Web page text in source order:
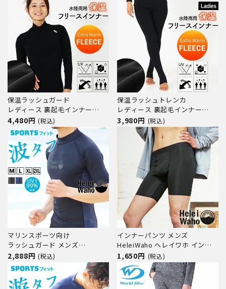
TOPS WSB3P
ダイビング サーフィン 防寒 日
本製
保温ラッシュガード
レディース 裏起毛インナー
HeleiWaho ヘレイワホ 水陸両
用 ウェットスーツ ドライスーツ
ダイビング サーフィン 防寒 日
本製
4,480円 (税込)
保温ラッシュトレンカ
レディース 裏起毛インナー
HeleiWaho ヘレイワホ 水陸両
用 ウェットスーツ ドライスーツ
インナーパンツ ダイビング サー
フィン 防寒 日本製
3,980円 (税込)
マリンスポーツ向け
ラッシュガード メンズ
HeleiWaho ヘレイワホ 半袖
UPF50+ で UVカット 大きいサ
イズ 対応 サーフィン や ウェッ
トスーツ の インナー
2,888円 (税込)
インナーパンツ メンズ
HeleiWaho ヘレイワホ インナ
ー ラッシュガード素材 ストレッ
1,650円 (税込)